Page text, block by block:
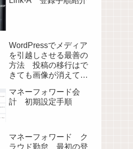
WordPressでメディア
を引越しさせる最善の
方法 投稿の移行はで
きても画像が消えてし
マネーフォワード会
計 初期設定手順
マネーフォワード ク
ラウド勤怠 最初の登